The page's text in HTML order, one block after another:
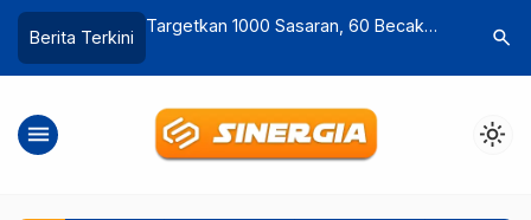
Berita Terkini
di 3 Daerah
Peminat Masih Kurang, Pendaftaran
Diperpanjang hingga 27 Februari
Senyum
search
menu light_mode